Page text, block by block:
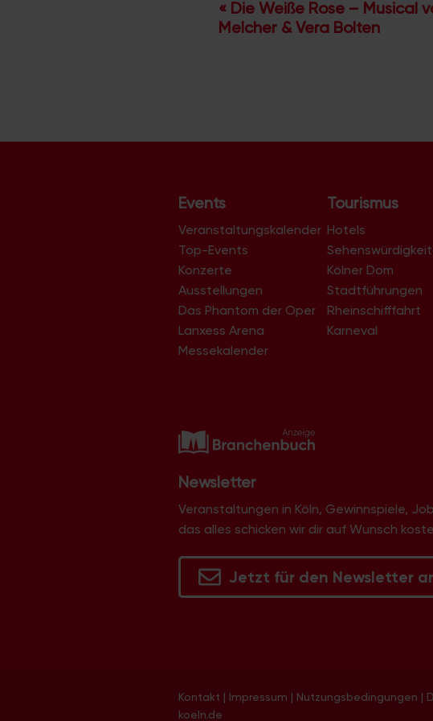
V
e
t
t
u
n
g
-
N
a
a
i
o
n
« Die Weiße Rose – Musical
Melcher & Vera Bolten
Events
Veranstaltungskalender
Top-Events
Konzerte
Ausstellungen
Das Phantom der Oper
Lanxess Arena
Messekalender
Tourismus
Hotels
Kölner Dom
Stadtführungen
Rheinschifffahrt
Karneval
Newsletter
Veranstaltungen in Köln, Gewinnspiele,
das alles schicken wir dir auf Wunsch
Jetzt für den Newsletter
Kontakt | Impressum | Nutzungsbedingungen |
koeln.de